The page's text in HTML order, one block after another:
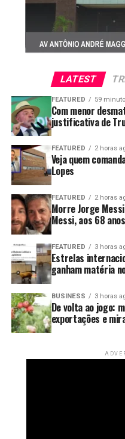
LATEST
FEATURED 59
Com menor
justificativa de
FEATURED 2 horas
Veja quem
Lopes
FEATURED 2 horas
Morre Jorge
Messi, aos 68 anos
FEATURED 3 horas
Estrelas
ganham matéria
BUSINESS 3 horas
De volta ao jogo:
exportações e